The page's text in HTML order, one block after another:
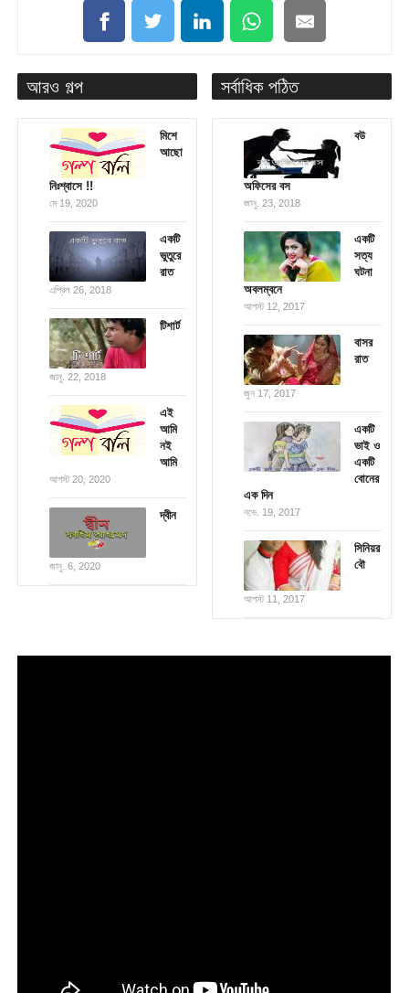
আরও গল্প
মিশে
আছো
নিঃশ্বাসে !!
মে 19, 2020
একটি
ভুতুরে
রাত
এপ্রিল 26, 2018
টিশার্ট
জানু. 22, 2018
এই
আমি
নই
আমি
আগস্ট 20, 2020
দ্বীন
জানু. 6, 2020
সর্বাধিক পঠিত
বউ
অফিসের বস
জানু. 23, 2018
একটি
সত্য
ঘটনা
অবলম্বনে
আগস্ট 12, 2017
বাসর
রাত
জুন 17, 2017
একটি
ভাই ও
একটি
বোনের
এক দিন
নভে. 19, 2017
সিনিয়র
বৌ
আগস্ট 11, 2017